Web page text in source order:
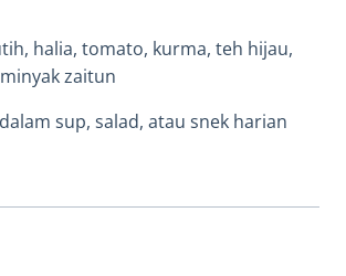
halia, tomato, kurma, teh hijau,
zaitun
sup, salad, atau snek harian